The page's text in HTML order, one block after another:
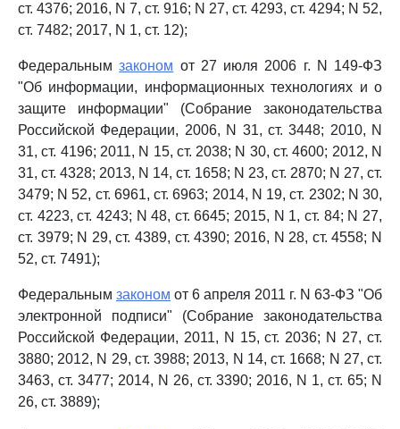
ст. 4376; 2016, N 7, ст. 916; N 27, ст. 4293, ст. 4294; N 52,
ст. 7482; 2017, N 1, ст. 12);
Федеральнымзаконом от 27 июля 2006 г. N 149-ФЗ
"Об информации, информационных технологиях и о
защите информации" (Собрание законодательства
Российской Федерации, 2006, N 31, ст. 3448; 2010, N
31, ст. 4196; 2011, N 15, ст. 2038; N 30, ст. 4600; 2012, N
31, ст. 4328; 2013, N 14, ст. 1658; N 23, ст. 2870; N 27, ст.
3479; N 52, ст. 6961, ст. 6963; 2014, N 19, ст. 2302; N 30,
ст. 4223, ст. 4243; N 48, ст. 6645; 2015, N 1, ст. 84; N 27,
ст. 3979; N 29, ст. 4389, ст. 4390; 2016, N 28, ст. 4558; N
52, ст. 7491);
Федеральным законом от 6 апреля 2011 г. N 63-ФЗ "Об
электронной подписи" (Собрание законодательства
Российской Федерации, 2011, N 15, ст. 2036; N 27, ст.
3880; 2012, N 29, ст. 3988; 2013, N 14, ст. 1668; N 27, ст.
3463, ст. 3477; 2014, N 26, ст. 3390; 2016, N 1, ст. 65; N
26, ст. 3889);